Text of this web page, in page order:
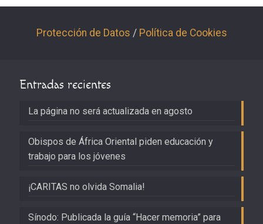
Protección de Datos / Política de Cookies
Entradas recientes
La página no será actualizada en agosto
Obispos de África Oriental piden educación y
trabajo para los jóvenes
¡CARITAS no olvida Somalia!
Sínodo: Publicada la guía “Hacer memoria” para